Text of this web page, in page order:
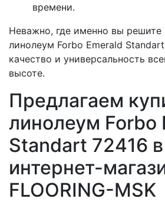
времени.
Неважно, где именно вы решите
линолеум Forbo Emerald Standart
качество и универсальность
высоте.
Предлагаем
линолеум Forbo
Standart 72416 в
интернет-
FLOORING-MSK